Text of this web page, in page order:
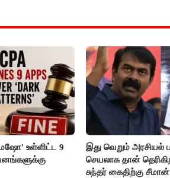
உள்ளிட்ட 9
இது வெறும் அரசியல்
செயலாக தான்
சுந்தர் கைதிற்கு